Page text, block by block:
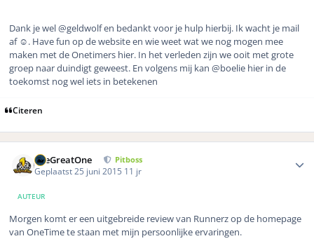
Dank je wel @geldwolf en bedankt voor je hulp hierbij. Ik wacht je mail
af ☺️. Have fun op de website en wie weet wat we nog mogen mee
maken met de Onetimers hier. In het verleden zijn we ooit met grote
groep naar duindigt geweest. En volgens mij kan @boelie hier in de
toekomst nog wel iets in betekenen
Citeren
TheGreatOne Pitboss
Geplaatst 25 juni 2015 11 jr
AUTEUR
Morgen komt er een uitgebreide review van Runnerz op de homepage
van OneTime te staan met mijn persoonlijke ervaringen.